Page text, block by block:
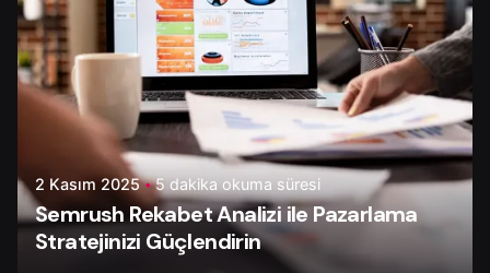
2 Kasım 2025 5 dakika okuma süresi
Semrush Rekabet Analizi ile Pazarlama
Stratejinizi Güçlendirin